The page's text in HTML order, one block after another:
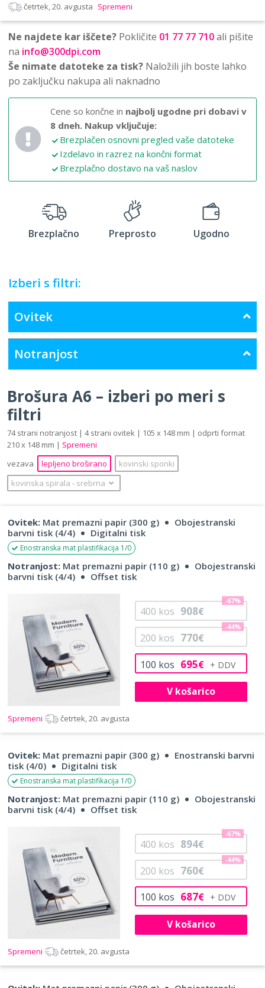
četrtek, 20. avgusta Spremeni
Ne najdete kar iščete? Pokličite 01 77 77 710ali pišite
na info@300dpi.com
Še nimate datoteke za tisk? Naložili jih boste lahko
po zaključku nakupa ali naknadno
Cene so končne in najbolj ugodne pri dobavi v
8 dneh. Nakup vključuje:
Brezplačen osnovni pregled vaše datoteke
Izdelavo in razrez na končni format
Brezplačno dostavo na vaš naslov
Brezplačno Preprosto Ugodno
Izberi s filtri:
Ovitek
Notranjost
Brošura A6 – izberi po meri s
filtri
74 strani notranjost | 4 strani ovitek | 105 x 148 mm | odprti format
210 x 148 mm | Spremeni
vezava
lepljeno broširano
kovinski sponki
kovinska spirala ‐ srebrna
Ovitek: Mat premazni papir (300 g)
Obojestranski
barvni tisk (4/4)
Digitalni tisk
Enostranska mat plastifikacija 1/0
Notranjost: Mat premazni papir (110 g)
Obojestranski
barvni tisk (4/4)
Offset tisk
100 kos 695€
200 kos 770€
-44%
400 kos 908€
-67%
V košarico
Spremeni četrtek, 20. avgusta
Ovitek: Mat premazni papir (300 g)
Enostranski barvni
tisk (4/0)
Digitalni tisk
Enostranska mat plastifikacija 1/0
Notranjost: Mat premazni papir (110 g)
Obojestranski
barvni tisk (4/4)
Offset tisk
100 kos 687€
200 kos 760€
-44%
400 kos 894€
-67%
V košarico
Spremeni četrtek, 20. avgusta